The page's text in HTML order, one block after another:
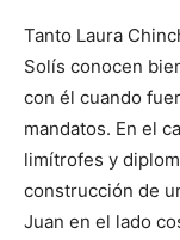
Tanto Laura
Solís conocen
con él cuando
mandatos. En el
limítrofes y
construcción de
Juan en el lado